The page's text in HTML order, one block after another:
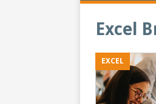
Excel
EXCEL